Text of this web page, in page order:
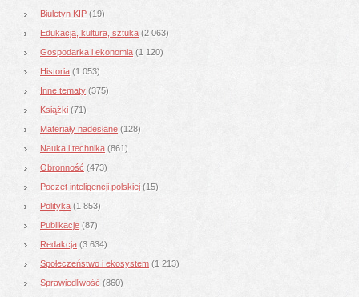
Biuletyn KIP (19)
Edukacja, kultura, sztuka (2 063)
Gospodarka i ekonomia (1 120)
Historia (1 053)
Inne tematy (375)
Książki (71)
Materiały nadesłane (128)
Nauka i technika (861)
Obronność (473)
Poczet inteligencji polskiej (15)
Polityka (1 853)
Publikacje (87)
Redakcja (3 634)
Społeczeństwo i ekosystem (1 213)
Sprawiedliwość (860)